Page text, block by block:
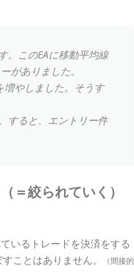
。このEAに移動平均線
がありました。
増やしました。そうす
すると、エントリー件
＝絞られていく）
いるトレードを決済をする
ことはありません。
（間接的